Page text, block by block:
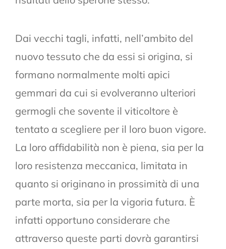
Dai vecchi tagli, infatti, nell’ambito del
nuovo tessuto che da essi si origina, si
formano normalmente molti apici
gemmari da cui si evolveranno ulteriori
germogli che sovente il viticoltore è
tentato a scegliere per il loro buon vigore.
La loro affidabilità non è piena, sia per la
loro resistenza meccanica, limitata in
quanto si originano in prossimità di una
parte morta, sia per la vigoria futura. È
infatti opportuno considerare che
attraverso queste parti dovrà garantirsi